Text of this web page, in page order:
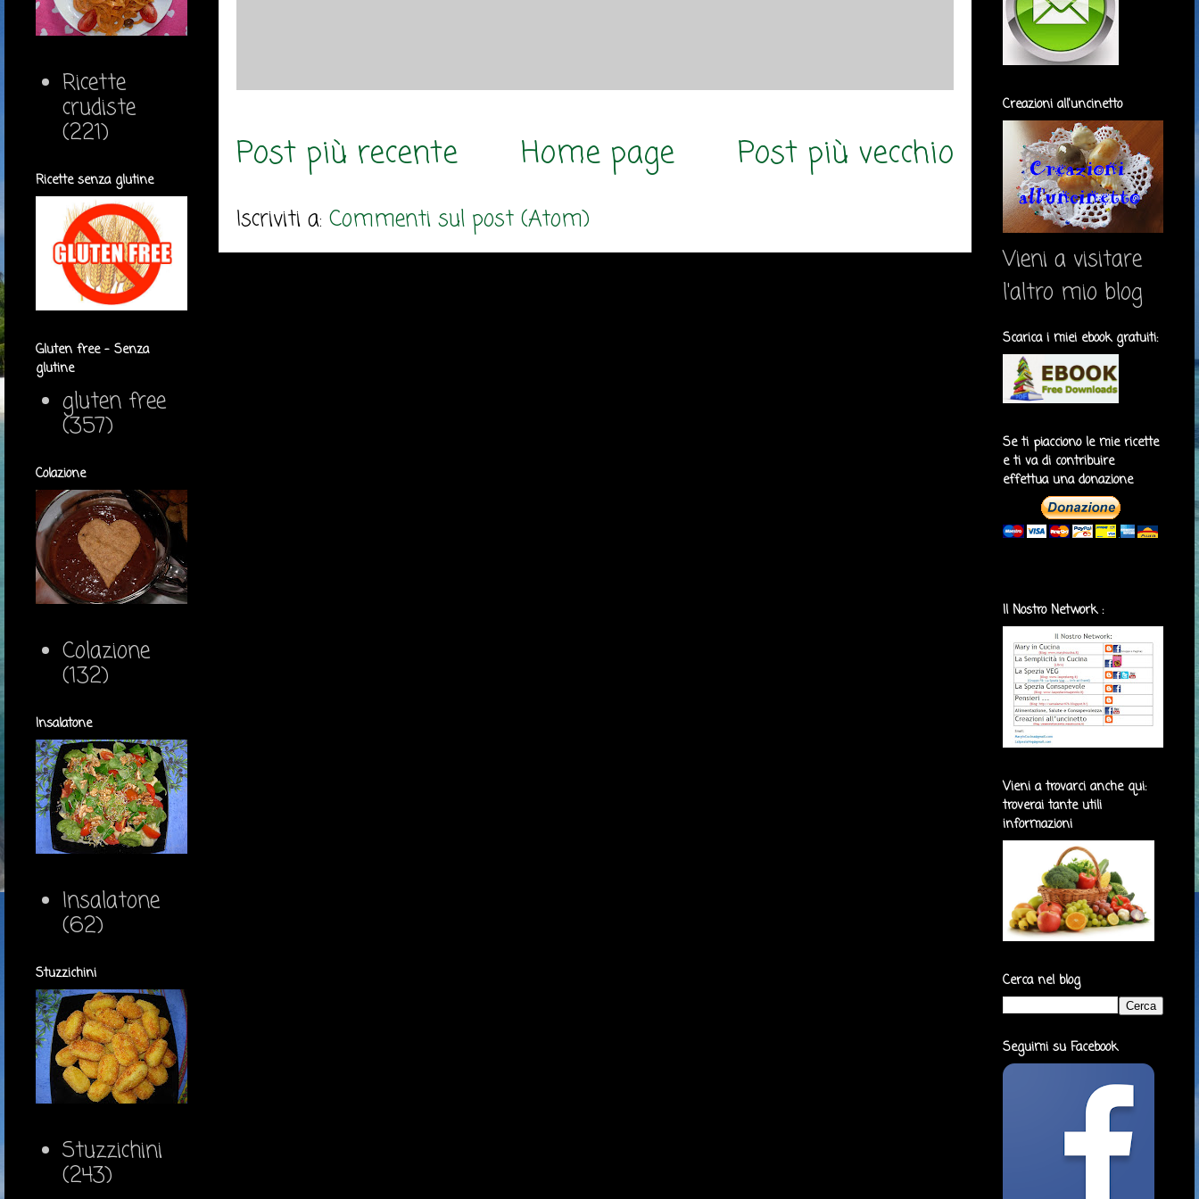
Post più recente Post più vecchio
Home page
Iscriviti a: Commenti sul post (Atom)
Ricette
crudiste
(221)
Ricette senza glutine
Gluten free - Senza
glutine
gluten free
(357)
Colazione
Colazione
(132)
Insalatone
Insalatone
(62)
Stuzzichini
Stuzzichini
(243)
Creazioni all'uncinetto
Vieni a visitare
l'altro mio blog
Scarica i miei ebook gratuiti:
Se ti piacciono le mie ricette
e ti va di contribuire
effettua una donazione
Il Nostro Network :
Vieni a trovarci anche qui:
troverai tante utili
informazioni
Cerca nel blog
Seguimi su Facebook